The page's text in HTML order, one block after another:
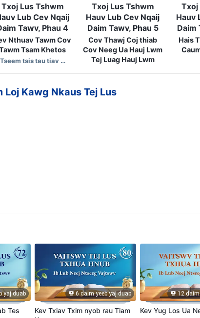
Txoj Lus Tshwm
Lub Cev Nqaij
Tawv, Phau 4
Nthuav Tawm Cov
Tsam Khetos
Tseem tsis tau tiav …
Txoj Lus Tshwm
Hauv Lub Cev Nqaij
Daim Tawv, Phau 5
Cov Thawj Coj thiab
Cov Neeg Ua Hauj Lwm
Tej Luag Hauj Lwm
Txoj
Hauv
Daim
Hais
Kawg Nkaus Tej Lus
yaj duab
Tes
6 daim yeeb yaj duab
Kev Txiav Txim nyob rau Tiam
12 daim
Kev Yug Los Ua